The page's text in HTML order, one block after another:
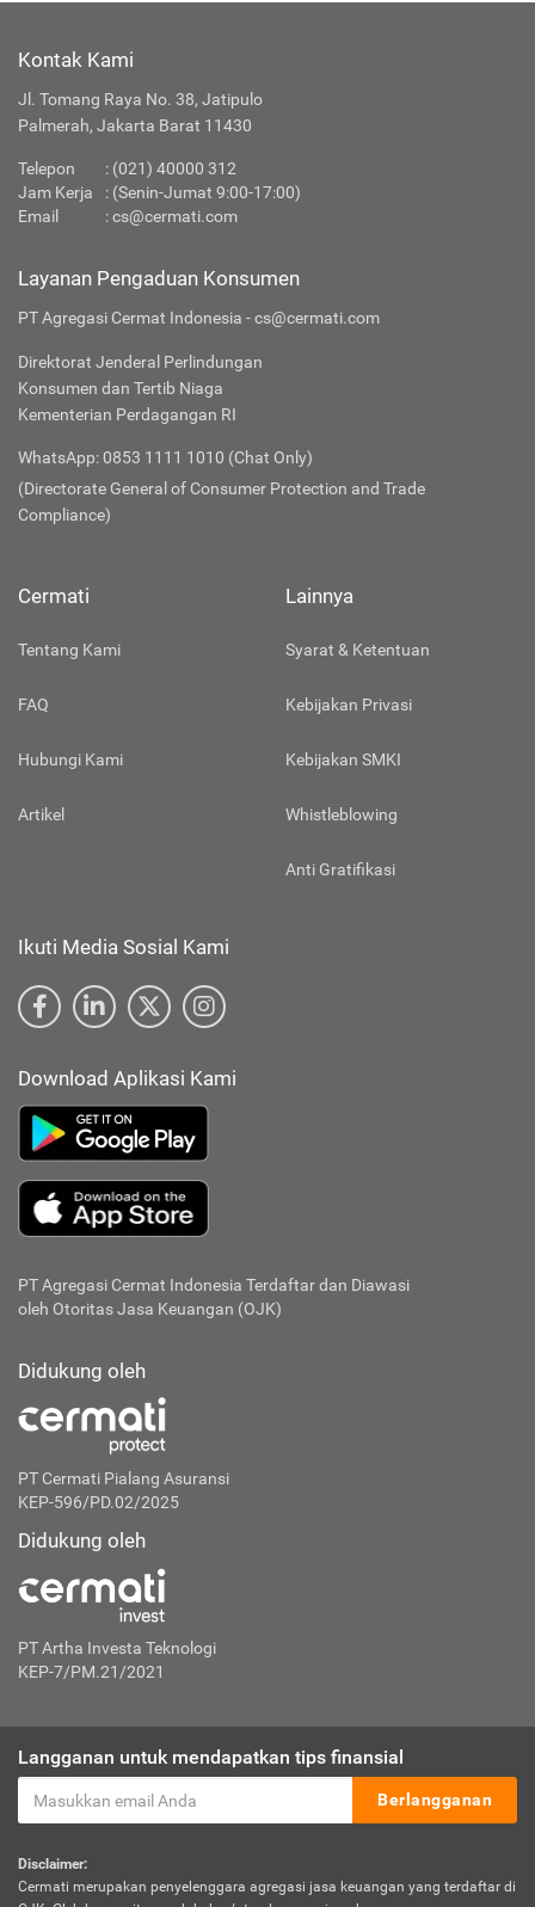
Kontak Kami
Jl. Tomang Raya No. 38, Jatipulo
Palmerah, Jakarta Barat 11430
Telepon : (021) 40000 312
Jam Kerja
: (Senin-Jumat 9:00-17:00)
Email
:cs@cermati.com
Layanan Pengaduan Konsumen
PT Agregasi Cermat Indonesia - cs@cermati.com
Direktorat Jenderal Perlindungan
Konsumen dan Tertib Niaga
Kementerian Perdagangan RI
WhatsApp: 0853 1111 1010 (Chat Only)
(Directorate General of Consumer Protection and Trade
Compliance)
Cermati
Tentang Kami
FAQ
Hubungi Kami
Artikel
Lainnya
Syarat & Ketentuan
Kebijakan Privasi
Kebijakan SMKI
Whistleblowing
Anti Gratifikasi
Ikuti Media Sosial Kami
Download Aplikasi Kami
PT Agregasi Cermat Indonesia Terdaftar dan Diawasi
oleh Otoritas Jasa Keuangan (OJK)
Didukung oleh
PT Cermati Pialang Asuransi
KEP-596/PD.02/2025
Didukung oleh
PT Artha Investa Teknologi
KEP-7/PM.21/2021
Langganan untuk mendapatkan tips finansial
Berlangganan
Disclaimer:
Cermati merupakan penyelenggara agregasi jasa keuangan yang terdaftar di